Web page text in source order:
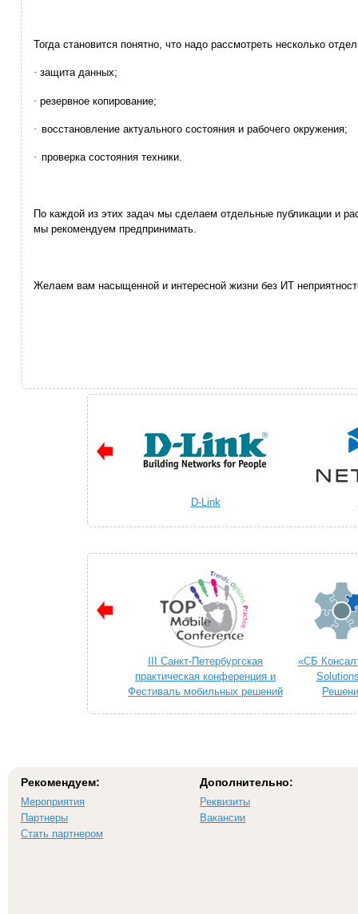
Тогда становится понятно, что надо рассмотреть несколько
· защита данных;
· резервное копирование;
· восстановление актуального состояния и рабочего окружения;
· проверка состояния техники.
По каждой из этих задач мы сделаем отдельные публикации и
мы рекомендуем предпринимать.
Желаем вам насыщенной и интересной жизни без ИТ
D-Link
III Санкт-Петербургская
практическая конференция и
Фестиваль мобильных решений
«СБ
Рекомендуем:
Мероприятия
Партнеры
Стать партнером
Дополнительно:
Реквизиты
Вакансии